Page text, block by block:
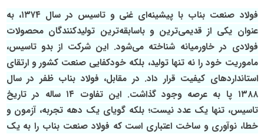
فولاد صنعت بناب با پیشینه‌ای غنی و تاسیس در سال ۱۳۷۴، به
عنوان یکی از قدیمی‌ترین و باسابقه‌ترین تولیدکنندگان محصولات
فولادی در خاورمیانه شناخته می‌شود. این شرکت از بدو تاسیس،
ماموریت خود را نه تنها تولید، بلکه خودکفایی صنعت کشور و ارتقای
استانداردهای کیفیت قرار داد. در مقابل، فولاد بناب ظفر در سال
۱۳۸۸ پا به عرصه وجود گذاشت. این تفاوت ۱۴ ساله در تاریخ
تاسیس، تنها یک عدد نیست؛ بلکه گویای یک دهه تجربه، آزمون و
خطا، نوآوری و ساخت اعتباری است که فولاد صنعت بناب را به یک